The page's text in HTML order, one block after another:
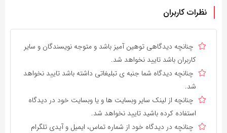
نظرات کاربران
چنانچه دیدگاهی توهین آمیز باشد و متوجه نویسندگان و سایر
کاربران باشد تایید نخواهد شد.
چنانچه دیدگاه شما جنبه ی تبلیغاتی داشته باشد تایید نخواهد
شد.
چنانچه از لینک سایر وبسایت ها و یا وبسایت خود در دیدگاه
استفاده کرده باشید تایید نخواهد شد.
چنانچه در دیدگاه خود از شماره تماس، ایمیل و آیدی تلگرام